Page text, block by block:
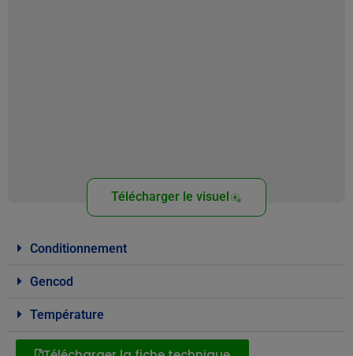
Télécharger le visuel
Conditionnement
Gencod
Température